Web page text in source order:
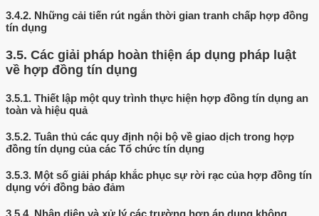
3.4.2. Những cải tiến rút ngắn thời gian tranh chấp hợp đồng
tín dụng
3.5. Các giải pháp hoàn thiện áp dụng pháp luật
về hợp đồng tín dụng
3.5.1. Thiết lập một quy trình thực hiện hợp đồng tín dụng an
toàn và hiệu quả
3.5.2. Tuân thủ các quy định nội bộ về giao dịch trong hợp
đồng tín dụng của các Tổ chức tín dụng
3.5.3. Một số giải pháp khắc phục sự rời rạc của hợp đồng tín
dụng với đồng bảo đảm
3.5.4. Nhận diện và xử lý các trường hợp áp dụng không